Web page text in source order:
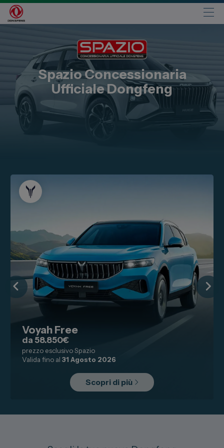
Abarth
Lancia
Alfa Romeo
Citroen
Leapmotor
Lexus
DR
Dongfeng
Veicoli Commerciali
Citroen
Toyota
Auto Usate e Km Zero
Spazio Concessionaria
Ufficiale Dongfeng
Voyah Free
da 58.850€
prezzo esclusivo Spazio
Valida fino al 31 Agosto 2026
Scopri di più